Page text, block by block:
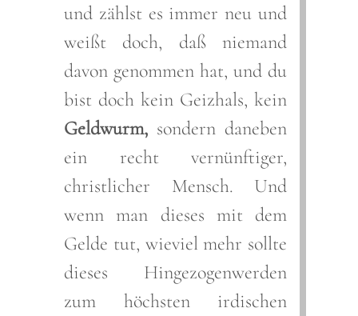
und zählst es immer neu und
weißt doch, daß niemand
davon genommen hat, und du
bist doch kein Geizhals, kein
Geldwurm, sondern daneben
ein recht vernünftiger,
christlicher Mensch. Und
wenn man dieses mit dem
Gelde tut, wieviel mehr sollte
dieses Hingezogenwerden
zum höchsten irdischen